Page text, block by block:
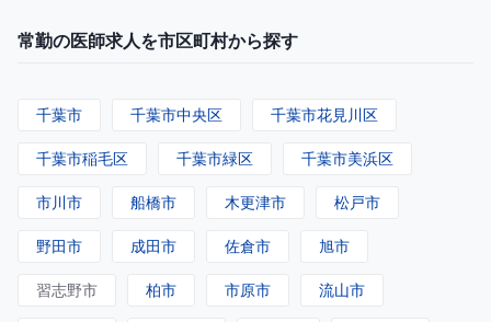
常勤の医師求人を市区町村から探す
千葉市 千葉市中央区 千葉市花見川区
千葉市稲毛区 千葉市緑区 千葉市美浜区
市川市 船橋市 木更津市 松戸市
野田市 成田市 佐倉市 旭市
習志野市 柏市 市原市 流山市